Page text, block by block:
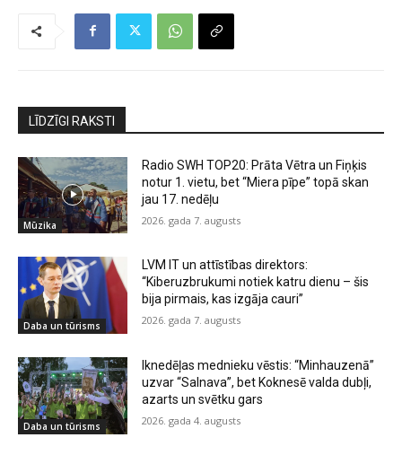
LĪDZĪGI RAKSTI
Mūzika
Radio SWH TOP20: Prāta Vētra un Fiņķis
notur 1. vietu, bet “Miera pīpe” topā skan
jau 17. nedēļu
2026. gada 7. augusts
Daba un tūrisms
LVM IT un attīstības direktors:
“Kiberuzbrukumi notiek katru dienu – šis
bija pirmais, kas izgāja cauri”
2026. gada 7. augusts
Daba un tūrisms
Iknedēļas mednieku vēstis: “Minhauzenā”
uzvar “Salnava”, bet Koknesē valda dubļi,
azarts un svētku gars
2026. gada 4. augusts